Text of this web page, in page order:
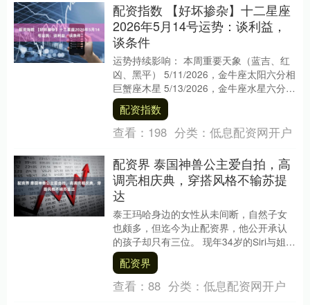
配资指数 【好坏掺杂】十二星座
2026年5月14号运势：谈利益，
谈条件
运势持续影响： 本周重要天象（蓝吉、红
凶、黑平） 5/11/2026，金牛座太阳六分相
巨蟹座木星 5/13/2026，金牛座水星六分相
巨蟹座木星 5/14/20....
配资指数
查看： 198 分类： 低息配资网开户
配资界 泰国神兽公主爱自拍，高
调亮相庆典，穿搭风格不输苏提
达
泰王玛哈身边的女性从未间断，自然子女
也颇多，但迄今为止配资界，他公开承认
的孩子却只有三位。 现年34岁的Siri与姐姐
帕公主一样未婚，但据传她有一位未公开
的法国....
配资界
查看： 88 分类： 低息配资网开户